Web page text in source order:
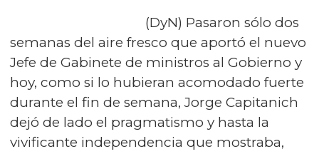
(DyN) Pasaron sólo dos
semanas del aire fresco que aportó el nuevo
Jefe de Gabinete de ministros al Gobierno y
hoy, como si lo hubieran acomodado fuerte
durante el fin de semana, Jorge Capitanich
dejó de lado el pragmatismo y hasta la
vivificante independencia que mostraba,